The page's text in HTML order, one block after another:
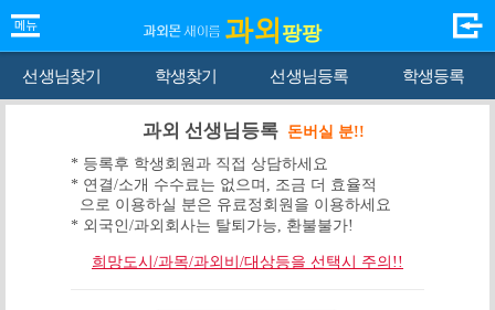
과외 팡팡
선생님찾기 학생찾기 선생님등록 학생등록
과외 선생님등록 돈버실 분!!
* 등록후 학생회원과 직접 상담하세요
* 연결/소개 수수료는 없으며, 조금 더 효율적
으로 이용하실 분은 유료정회원을 이용하세요
* 외국인/과외회사는 탈퇴가능, 환불불가!
희망도시/과목/과외비/대상등을 선택시 주의!!